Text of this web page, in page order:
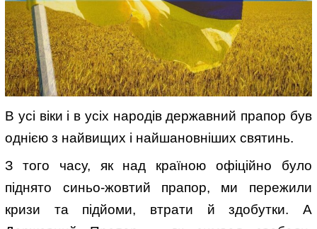
В усі віки і в усіх народів державний прапор був
однією з найвищих і найшановніших святинь.
З того часу, як над країною офіційно було
піднято синьо-жовтий прапор, ми пережили
кризи та підйоми, втрати й здобутки. А